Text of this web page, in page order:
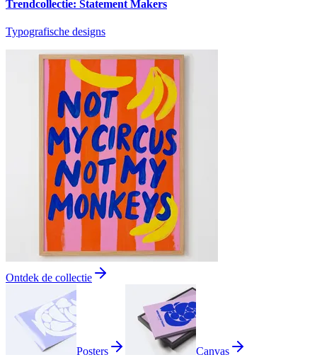
Trendcollectie: Statement Makers
Typografische designs
Ontdek de collectie
Posters Canvas